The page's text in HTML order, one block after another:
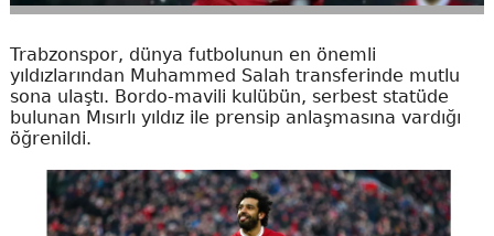
Trabzonspor, dünya futbolunun en önemli
yıldızlarından Muhammed Salah transferinde mutlu
sona ulaştı. Bordo-mavili kulübün, serbest statüde
bulunan Mısırlı yıldız ile prensip anlaşmasına vardığı
öğrenildi.